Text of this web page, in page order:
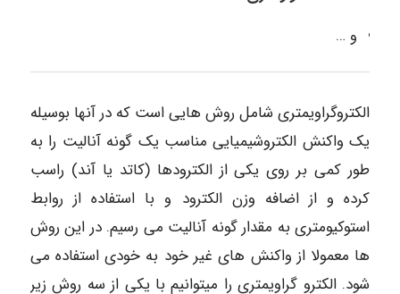
و …
الکتروگراویمتری شامل روش هایی است که در آنها بوسیله
یک واکنش الکتروشیمیایی مناسب یک گونه آنالیت را به
طور کمی بر روی یکی از الکترودها (كاتد یا آند) راسب
کرده و از اضافه وزن الکترود و با استفاده از روابط
استوکیومتری به مقدار گونه آنالیت می رسیم. در این روش
ها معمولا از واکنش های غیر خود به خودی استفاده می
شود. الكترو گراویمتری را میتوانیم با یکی از سه روش زیر